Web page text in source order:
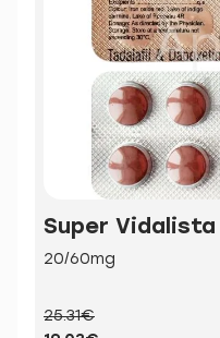
Super Vidalista
20/60mg
25.31€